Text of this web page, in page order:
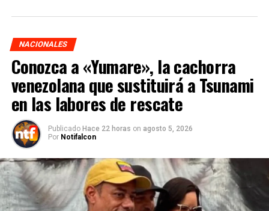
NACIONALES
Conozca a «Yumare», la cachorra
venezolana que sustituirá a Tsunami
en las labores de rescate
Publicado Hace 22 horas on agosto 5, 2026
Por Notifalcon